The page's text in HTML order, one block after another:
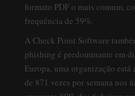
formato PDF o mais comum,
frequência de 59%.
A Check Point Software
phishing é predominante em
Europa, uma organização está
de 871 vezes por semana nos